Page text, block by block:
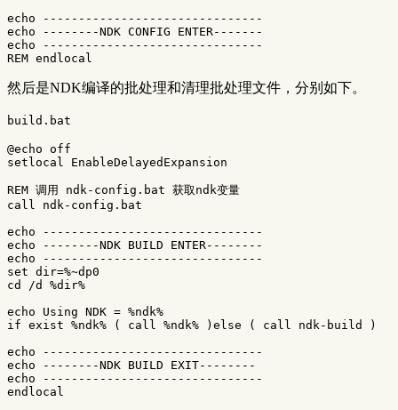
echo
-------------------------------
echo
------ --NDK CONFIG ENTER-------
echo
-------------------------------
REM endlocal
然后是NDK编译的批处理和清理批处理文件，分别如下。
build.bat
@echo off
setlocal
EnableDelayedExpansion
REM 调用 ndk-config.bat 获取ndk变量
call
ndk-config .bat
echo
-------------------------------
echo
------ --NDK BUILD ENTER--------
echo
-------------------------------
set dir=%~dp0
cd
/d %dir%
echo
Using NDK = %ndk%
if exist %ndk% ( call %ndk% ) else ( call ndk-build
)
echo
-------------------------------
echo
------ --NDK BUILD EXIT--------
echo
-------------------------------
endlocal